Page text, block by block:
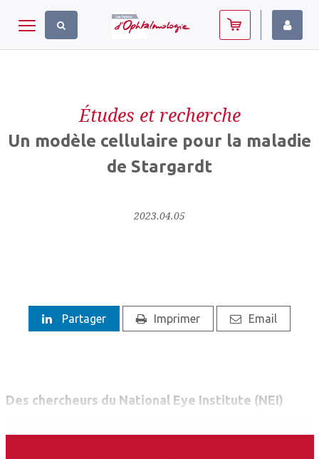
Toggle navigation
Études et recherche
Un modèle cellulaire pour la maladie
de Stargardt
2023.04.05
Partager Imprimer Email
Des chercheurs du National Eye Institute (NEI)
la peau, prélevées sur des patients atteints de la
Panneau de gestion des cookies